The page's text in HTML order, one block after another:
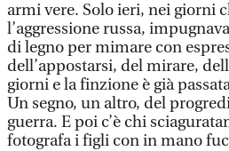
armi vere. Solo ieri, nei giorni
l’aggressione russa,
di legno per mimare con
dell’appostarsi, del mirare,
giorni e la finzione è già
Un segno, un altro, del
guerra. E poi c’è chi
fotografa i figli con in mano